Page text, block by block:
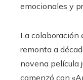
emocionales y
La colaboración
remonta a
novena película
comenzó con